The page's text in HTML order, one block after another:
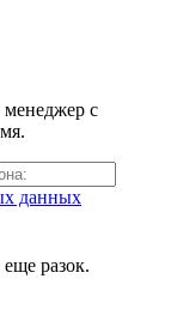
с
данных
разок.